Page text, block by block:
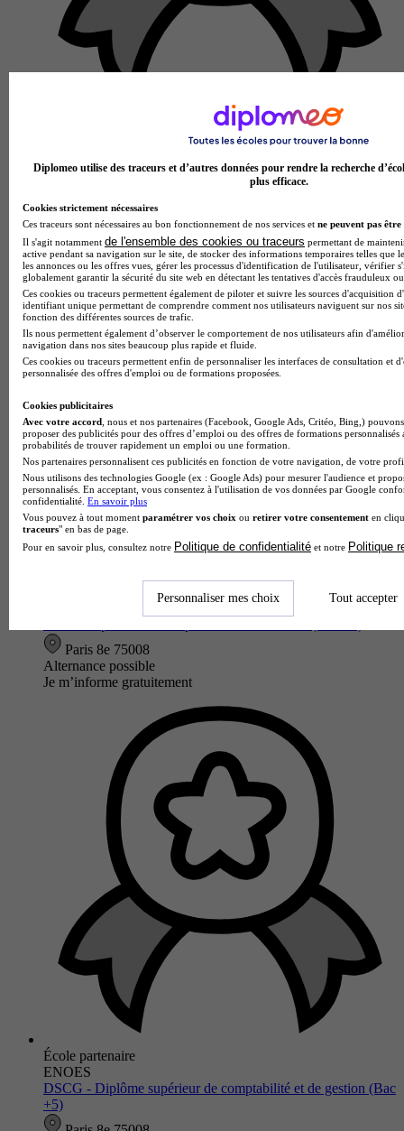
BTS - Comptabilité et Gestion (Bac +2)
Alternance possible
Je m’informe gratuitement
Paris 8e 75008
Alternance possible
Je m’informe gratuitement
École partenaire
ENOES
DSCG - Diplôme supérieur de comptabilité et de gestion (Bac
+5)
Diplomeo utilise des traceurs et d’autres données pour rendre la recherche
plus efficace.
Cookies strictement nécessaires
Ces traceurs sont nécessaires au bon fonctionnement de nos services et ne peuvent pas être
Il s'agit notamment de l'ensemble des cookies ou traceurs permettant de
active pendant sa navigation sur le site, de stocker des informations temporaires telles que
les annonces ou les offres vues, gérer les processus d'identification de l'utilisateur, vérifier
globalement garantir la sécurité du site web en détectant les tentatives d'accès frauduleux
Ces cookies ou traceurs permettent également de piloter et suivre les sources d'acquisition
identifiant unique permettant de comprendre comment nos utilisateurs naviguent sur nos
fonction des différentes sources de trafic.
Ils nous permettent également d’observer le comportement de nos utilisateurs afin
navigation dans nos sites beaucoup plus rapide et fluide.
Ces cookies ou traceurs permettent enfin de personnaliser les interfaces de consultation et
personnalisée des offres d'emploi ou de formations proposées.
Cookies publicitaires
Avec votre accord , nous et nos partenaires (Facebook, Google Ads, Critéo, Bing,)
proposer des publicités pour des offres d’emploi ou des offres de formations personnalisés
probabilités de trouver rapidement un emploi ou une formation.
Nos partenaires personnalisent ces publicités en fonction de votre navigation, de votre
Nous utilisons des technologies Google (ex : Google Ads) pour mesurer l'audience et
personnalisés. En acceptant, vous consentez à l'utilisation de vos données par Google
confidentialité. En savoir plus
Vous pouvez à tout moment paramétrer vos choix ou retirer votre consentement en
traceurs" en bas de page.
Pour en savoir plus, consultez notre Politique de confidentialité et notre Politique
Personnaliser mes choix Tout accepter